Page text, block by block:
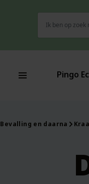
naar:
Pingo
Bevalling en daarna